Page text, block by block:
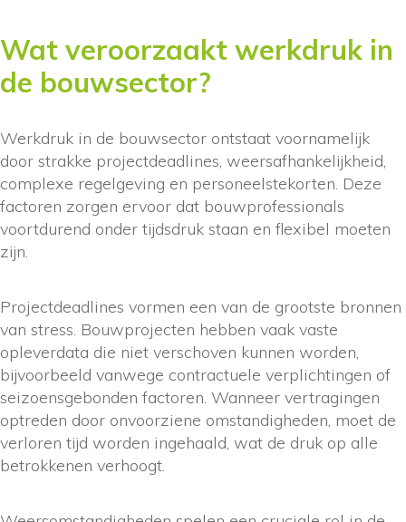
Wat veroorzaakt werkdruk in
de bouwsector?
Werkdruk in de bouwsector ontstaat voornamelijk
door strakke projectdeadlines, weersafhankelijkheid,
complexe regelgeving en personeelstekorten. Deze
factoren zorgen ervoor dat bouwprofessionals
voortdurend onder tijdsdruk staan en flexibel moeten
zijn.
Projectdeadlines vormen een van de grootste bronnen
van stress. Bouwprojecten hebben vaak vaste
opleverdata die niet verschoven kunnen worden,
bijvoorbeeld vanwege contractuele verplichtingen of
seizoensgebonden factoren. Wanneer vertragingen
optreden door onvoorziene omstandigheden, moet de
verloren tijd worden ingehaald, wat de druk op alle
betrokkenen verhoogt.